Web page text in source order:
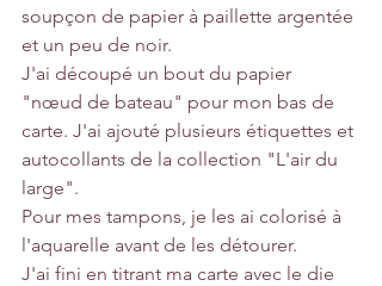
soupçon de papier à paillette argentée
et un peu de noir.
J'ai découpé un bout du papier
"nœud de bateau" pour mon bas de
carte. J'ai ajouté plusieurs étiquettes et
autocollants de la collection "L'air du
large".
Pour mes tampons, je les ai colorisé à
l'aquarelle avant de les détourer.
J'ai fini en titrant ma carte avec le die